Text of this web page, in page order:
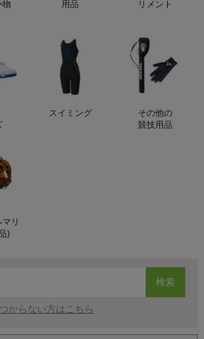
物
用品
リメント
スイミング
その他の
競技用品
リ
)
検索
からない方はこちら